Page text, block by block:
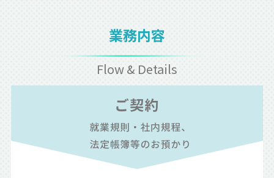
業務内容
Flow & Details